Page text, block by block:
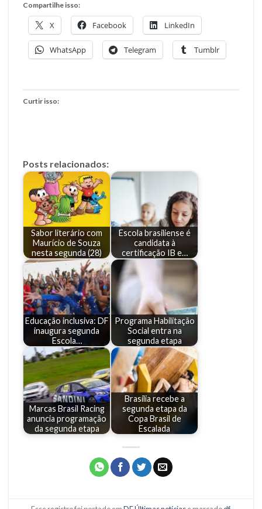
Compartilhe isso:
X Facebook LinkedIn
WhatsApp Telegram Tumblr
Curtir isso:
Posts relacionados:
Sabor literário com
Maurício de Souza
nesta segunda (28)
Escola brasiliense é
candidata à
certificação IB e…
Educação inclusiva: DF
inaugura segunda
Escola…
Programa Habilitação
Social entra na
segunda etapa
Marcas Brasil Racing
anuncia programação
da segunda etapa
Brasília recebe a
segunda etapa da
Copa Brasil de
Escalada